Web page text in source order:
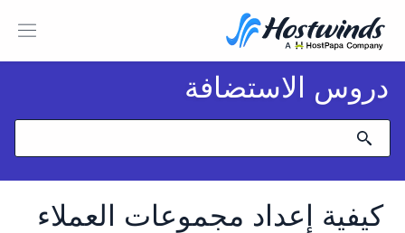
دروس الاستضافة
كيفية إعداد مجموعات العملاء